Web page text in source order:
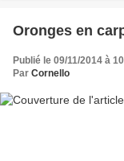
Oronges en
Publié le 09/11/2014 à
Par Cornello